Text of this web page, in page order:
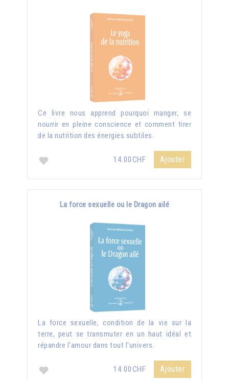
Ce livre nous apprend pourquoi manger, se
nourrir en pleine conscience et comment tirer
de la nutrition des énergies subtiles.
14.00CHF Ajouter
La force sexuelle ou le Dragon ailé
La force sexuelle, condition de la vie sur la
terre, peut se transmuter en un haut idéal et
répandre l'amour dans tout l'univers.
14.00CHF Ajouter